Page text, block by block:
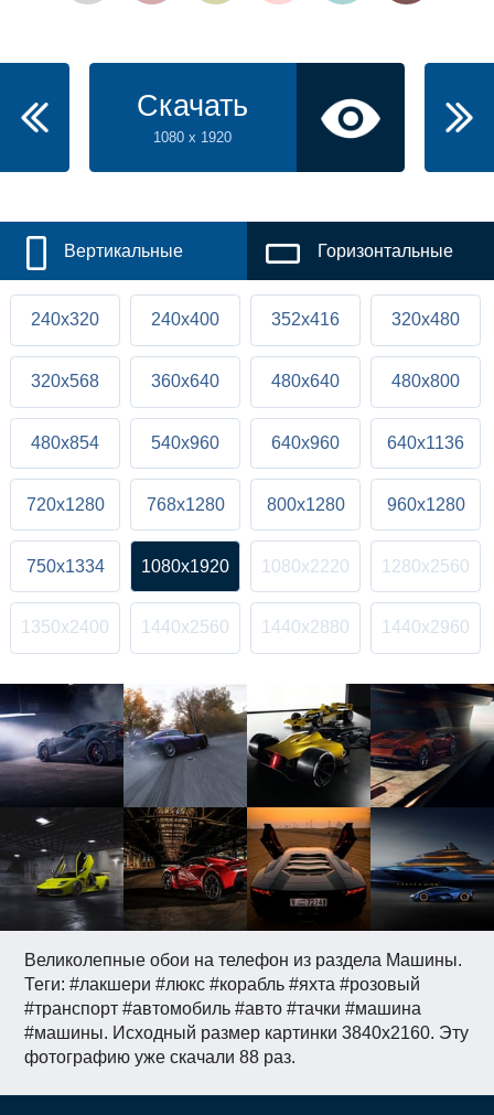
Великолепные обои на телефон из раздела Машины.
Теги: #лакшери #люкс #корабль #яхта #розовый
#транспорт #автомобиль #авто #тачки #машина
#машины. Исходный размер картинки 3840x2160. Эту
фотографию уже скачали 88 раз.
Скачать
1080 x 1920
Вертикальные Горизонтальные
240x320 240x400 352x416 320x480
320x568 360x640 480x640 480x800
480x854 540x960 640x960 640x1136
720x1280 768x1280 800x1280 960x1280
750x1334 1080x1920 1080x2220 1280x2560
1350x2400 1440x2560 1440x2880 1440x2960